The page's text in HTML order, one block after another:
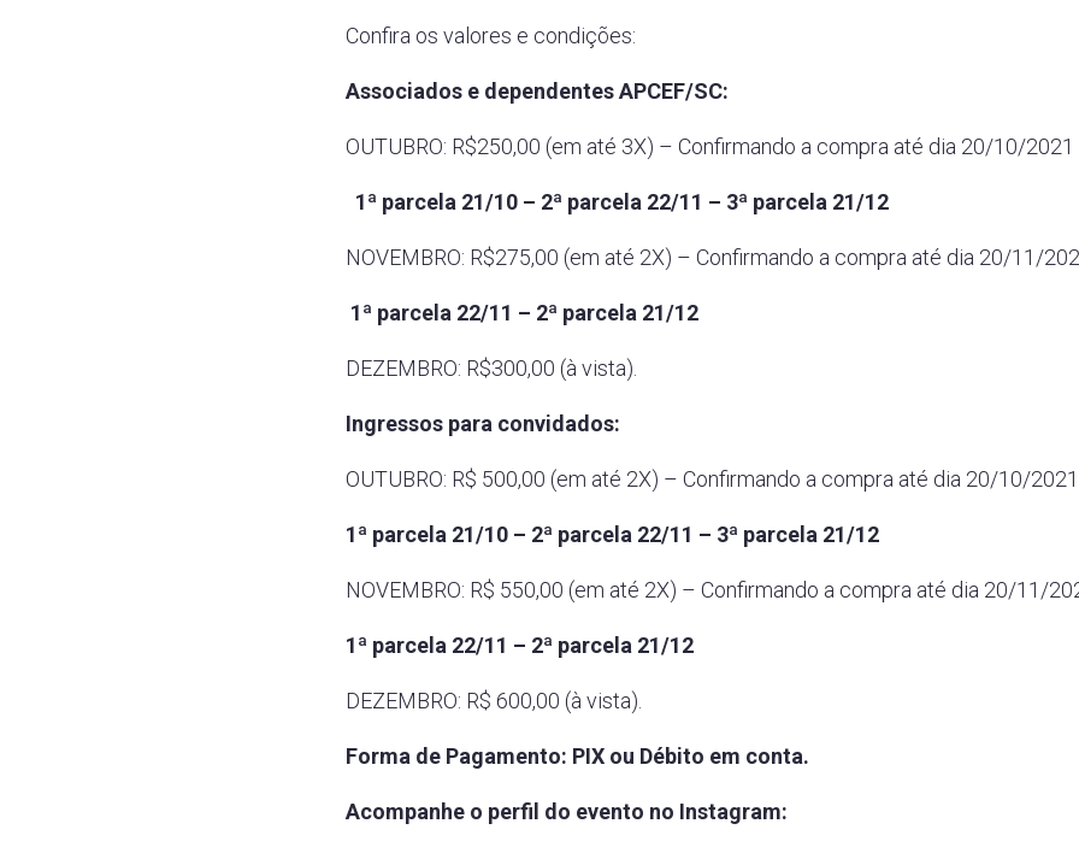
Confira os valores e condições:
Associados e dependentes APCEF/SC:
OUTUBRO: R$250,00 (em até 3X) – Confirmando a compra até dia 20/10/2021
1ª parcela 21/10 – 2ª parcela 22/11 – 3ª parcela 21/12
NOVEMBRO: R$275,00 (em até 2X) – Confirmando a compra até dia 20/11/
1ª parcela 22/11 – 2ª parcela 21/12
DEZEMBRO: R$300,00 (à vista).
Ingressos para convidados:
OUTUBRO: R$ 500,00 (em até 2X) – Confirmando a compra até dia 20/10/2021.
1ª parcela 21/10 – 2ª parcela 22/11 – 3ª parcela 21/12
NOVEMBRO: R$ 550,00 (em até 2X) – Confirmando a compra até dia 20/11/
1ª parcela 22/11 – 2ª parcela 21/12
DEZEMBRO: R$ 600,00 (à vista).
Forma de Pagamento: PIX ou Débito em conta.
Acompanhe o perfil do evento no Instagram: